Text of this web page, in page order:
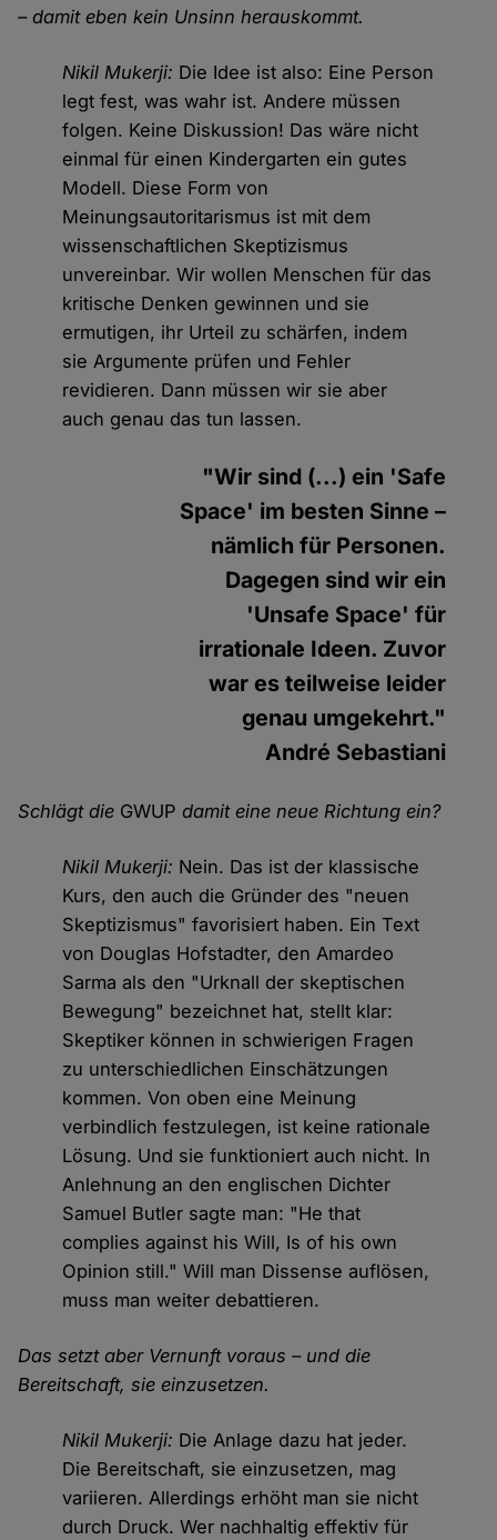
– damit eben kein Unsinn herauskommt.
Nikil Mukerji: Die Idee ist also: Eine Person
legt fest, was wahr ist. Andere müssen
folgen. Keine Diskussion! Das wäre nicht
einmal für einen Kindergarten ein gutes
Modell. Diese Form von
Meinungsautoritarismus ist mit dem
wissenschaftlichen Skeptizismus
unvereinbar. Wir wollen Menschen für das
kritische Denken gewinnen und sie
ermutigen, ihr Urteil zu schärfen, indem
sie Argumente prüfen und Fehler
revidieren. Dann müssen wir sie aber
auch genau das tun lassen.
"Wir sind (...) ein 'Safe
Space' im besten Sinne –
nämlich für Personen.
Dagegen sind wir ein
'Unsafe Space' für
irrationale Ideen. Zuvor
war es teilweise leider
genau umgekehrt."
André Sebastiani
Schlägt die GWUP damit eine neue Richtung ein?
Nikil Mukerji: Nein. Das ist der klassische
Kurs, den auch die Gründer des "neuen
Skeptizismus" favorisiert haben. Ein Text
von Douglas Hofstadter, den Amardeo
Sarma als den "Urknall der skeptischen
Bewegung" bezeichnet hat, stellt klar:
Skeptiker können in schwierigen Fragen
zu unterschiedlichen Einschätzungen
kommen. Von oben eine Meinung
verbindlich festzulegen, ist keine rationale
Lösung. Und sie funktioniert auch nicht. In
Anlehnung an den englischen Dichter
Samuel Butler sagte man: "He that
complies against his Will, Is of his own
Opinion still." Will man Dissense auflösen,
muss man weiter debattieren.
Das setzt aber Vernunft voraus – und die
Bereitschaft, sie einzusetzen.
Nikil Mukerji: Die Anlage dazu hat jeder.
Die Bereitschaft, sie einzusetzen, mag
variieren. Allerdings erhöht man sie nicht
durch Druck. Wer nachhaltig effektiv für